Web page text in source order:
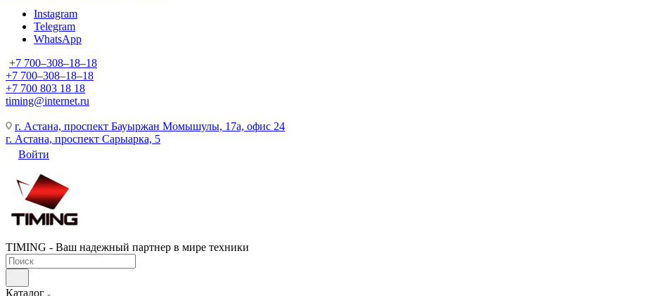
Instagram
Telegram
WhatsApp
+7 700‒308‒18‒18
+7 700‒308‒18‒18
+7 700 803 18 18
timing@internet.ru
г. Астана, проспект Бауыржан Момышулы, 17а, офис 24
г. Астана, проспект Сарыарка, 5
Войти
TIMING - Ваш надежный партнер в мире техники
Каталог